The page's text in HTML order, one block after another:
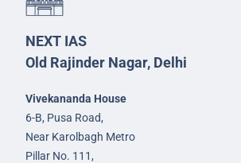
NEXT IAS
Old Rajinder Nagar, Delhi
Vivekananda House
6-B, Pusa Road,
Near Karolbagh Metro
Pillar No. 111,